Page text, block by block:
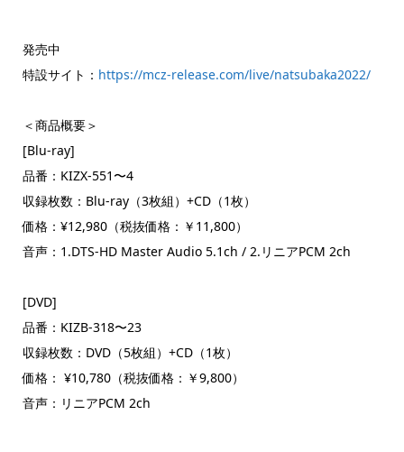
発売中
特設サイト： https://mcz-release.com/live/natsubaka2022/
＜商品概要＞
[Blu-ray]
品番：KIZX-551〜4
収録枚数：Blu-ray（3枚組）+CD（1枚）
価格：¥12,980（税抜価格：￥11,800）
音声：1.DTS-HD Master Audio 5.1ch / 2.リニアPCM 2ch
[DVD]
品番：KIZB-318〜23
収録枚数：DVD（5枚組）+CD（1枚）
価格： ¥10,780（税抜価格：￥9,800）
音声：リニアPCM 2ch